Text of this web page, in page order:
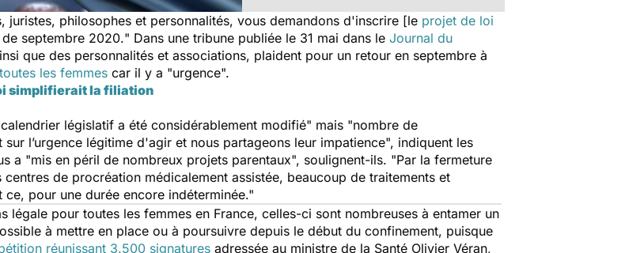
juristes, philosophes et personnalités, vous demandons d'inscrire [le projet de loi
septembre 2020." Dans une tribune publiée le 31 mai dans le Journal du
que des personnalités et associations, plaident pour un retour en septembre à
les femmes car il y a "urgence".
simplifierait la filiation
législatif a été considérablement modifié" mais "nombre de
l’urgence légitime d'agir et nous partageons leur impatience", indiquent les
a "mis en péril de nombreux projets parentaux", soulignent-ils. "Par la fermeture
de procréation médicalement assistée, beaucoup de traitements et
pour une durée encore indéterminée."
légale pour toutes les femmes en France, celles-ci sont nombreuses à entamer un
à mettre en place ou à poursuivre depuis le début du confinement, puisque
réunissant 3.500 signatures adressée au ministre de la Santé Olivier Véran,